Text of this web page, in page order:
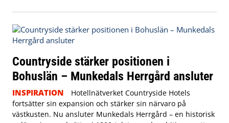
Countryside stärker positionen i
Bohuslän – Munkedals Herrgård ansluter
INSPIRATION
Hotellnätverket Countryside Hotels
fortsätter sin expansion och stärker sin närvaro på
västkusten. Nu ansluter Munkedals Herrgård – en historisk